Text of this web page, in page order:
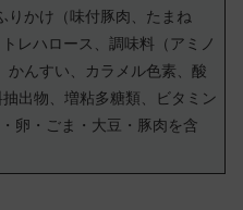
りかけ（味付豚肉、たまね
レハロース、調味料（アミノ
かんすい、カラメル色素、酸
出物、増粘多糖類、ビタミン
卵・ごま・大豆・豚肉を含